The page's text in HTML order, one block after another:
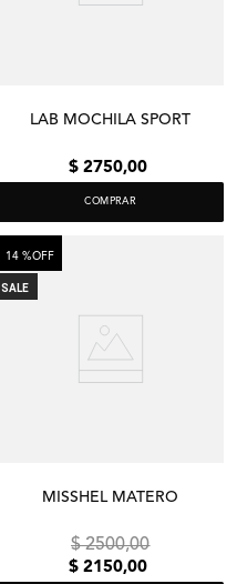
LAB MOCHILA SPORT
$ 2750,00
COMPRAR
MISSHEL MATERO
SALE
14 %OFF
$ 2500,00
$ 2150,00